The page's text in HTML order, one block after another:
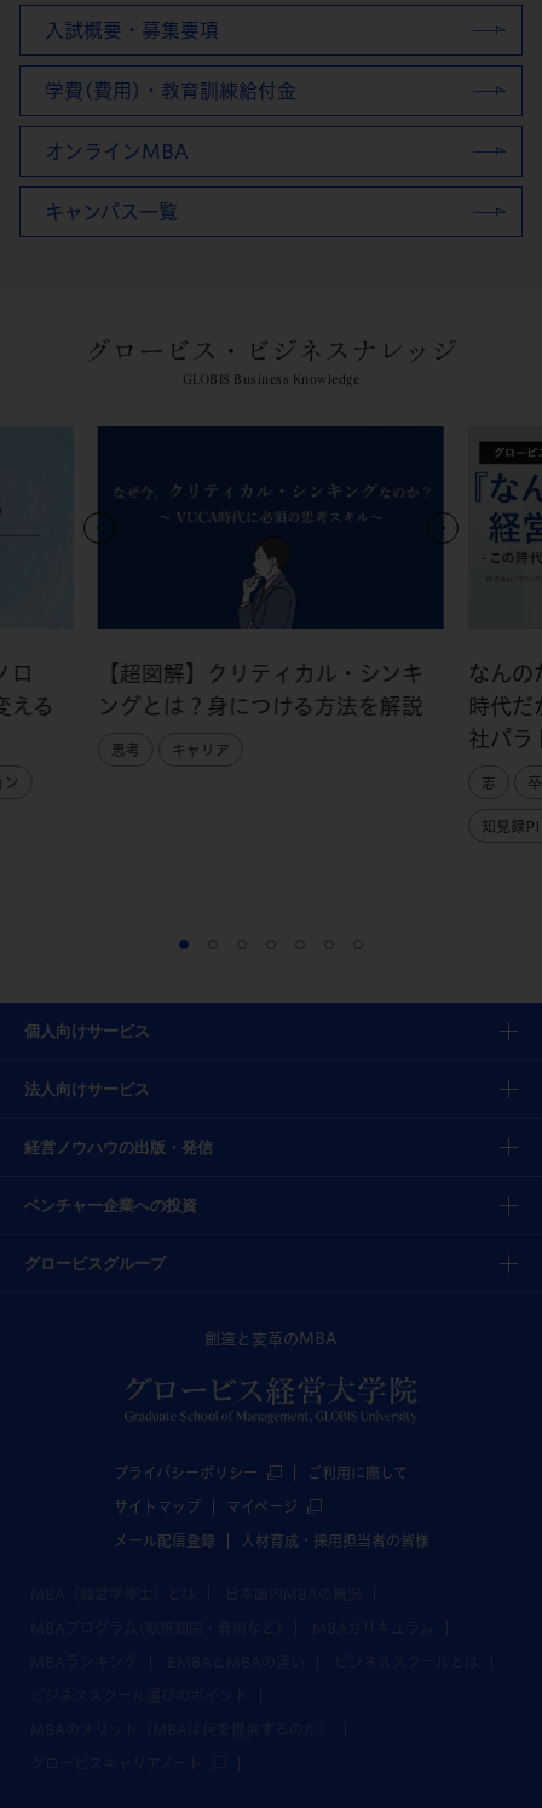
入試概要・募集要項
学費(費用)・教育訓練給付金
オンラインMBA
キャンパス一覧
グロービス・ビジネスナレッジ
GLOBIS Business Knowledge
ロ
える
ン
【超図解】クリティカル・シンキ
ングとは？身につける方法を解説
思考 キャリア
なんの
時代だ
社パラ
志
知見録
個人向けサービス
法人向けサービス
経営ノウハウの出版・発信
ベンチャー企業への投資
グロービスグループ
創造と変革のMBA
プライバシーポリシー ご利用に際して
サイトマップ マイページ
メール配信登録 人材育成・採用担当者の皆様